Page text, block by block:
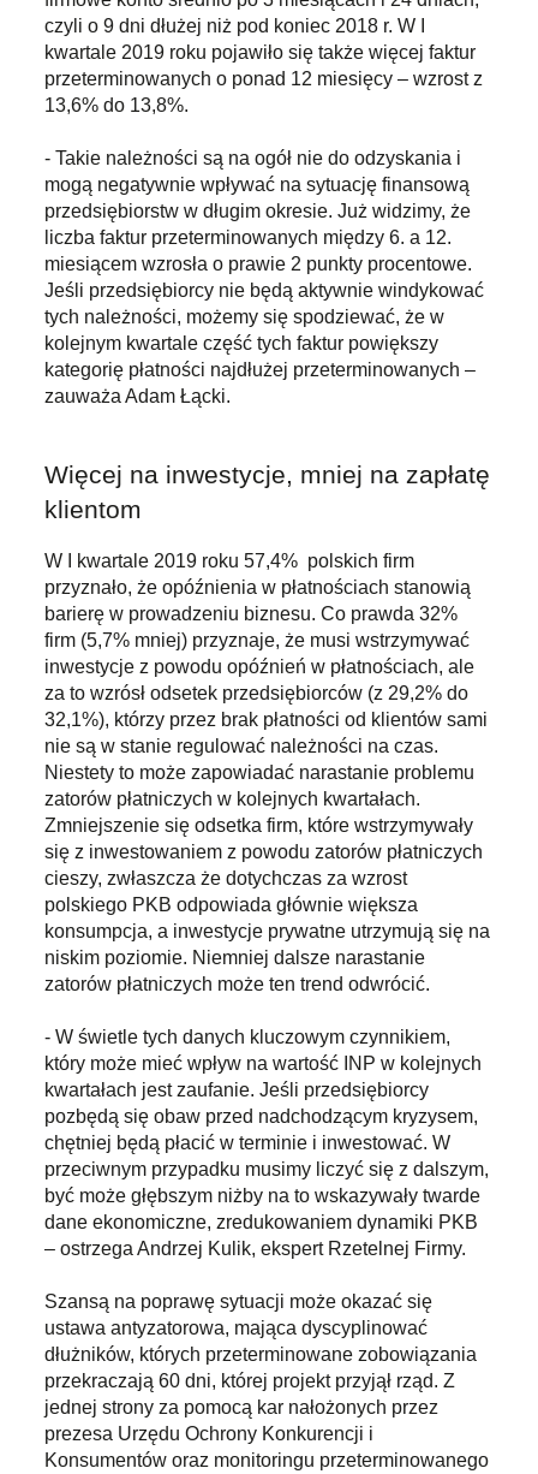
czyli o 9 dni dłużej niż pod koniec 2018 r. W I
kwartale 2019 roku pojawiło się także więcej faktur
przeterminowanych o ponad 12 miesięcy – wzrost z
13,6% do 13,8%.
- Takie należności są na ogół nie do odzyskania i
mogą negatywnie wpływać na sytuację finansową
przedsiębiorstw w długim okresie. Już widzimy, że
liczba faktur przeterminowanych między 6. a 12.
miesiącem wzrosła o prawie 2 punkty procentowe.
Jeśli przedsiębiorcy nie będą aktywnie windykować
tych należności, możemy się spodziewać, że w
kolejnym kwartale część tych faktur powiększy
kategorię płatności najdłużej przeterminowanych –
zauważa Adam Łącki.
Więcej na inwestycje, mniej na zapłatę
klientom
W I kwartale 2019 roku 57,4% polskich firm
przyznało, że opóźnienia w płatnościach stanowią
barierę w prowadzeniu biznesu. Co prawda 32%
firm (5,7% mniej) przyznaje, że musi wstrzymywać
inwestycje z powodu opóźnień w płatnościach, ale
za to wzrósł odsetek przedsiębiorców (z 29,2% do
32,1%), którzy przez brak płatności od klientów sami
nie są w stanie regulować należności na czas.
Niestety to może zapowiadać narastanie problemu
zatorów płatniczych w kolejnych kwartałach.
Zmniejszenie się odsetka firm, które wstrzymywały
się z inwestowaniem z powodu zatorów płatniczych
cieszy, zwłaszcza że dotychczas za wzrost
polskiego PKB odpowiada głównie większa
konsumpcja, a inwestycje prywatne utrzymują się na
niskim poziomie. Niemniej dalsze narastanie
zatorów płatniczych może ten trend odwrócić.
- W świetle tych danych kluczowym czynnikiem,
który może mieć wpływ na wartość INP w kolejnych
kwartałach jest zaufanie. Jeśli przedsiębiorcy
pozbędą się obaw przed nadchodzącym kryzysem,
chętniej będą płacić w terminie i inwestować. W
przeciwnym przypadku musimy liczyć się z dalszym,
być może głębszym niżby na to wskazywały twarde
dane ekonomiczne, zredukowaniem dynamiki PKB
– ostrzega Andrzej Kulik, ekspert Rzetelnej Firmy.
Szansą na poprawę sytuacji może okazać się
ustawa antyzatorowa, mająca dyscyplinować
dłużników, których przeterminowane zobowiązania
przekraczają 60 dni, której projekt przyjął rząd. Z
jednej strony za pomocą kar nałożonych przez
prezesa Urzędu Ochrony Konkurencji i
Konsumentów oraz monitoringu przeterminowanego